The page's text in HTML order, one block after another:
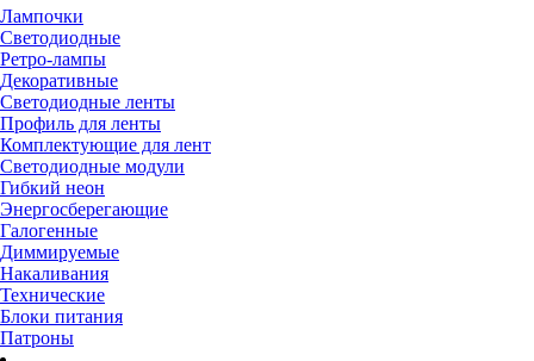
Лампочки
Светодиодные
Ретро-лампы
Декоративные
Светодиодные ленты
Профиль для ленты
Комплектующие для лент
Светодиодные модули
Гибкий неон
Энергосберегающие
Галогенные
Диммируемые
Накаливания
Технические
Блоки питания
Патроны